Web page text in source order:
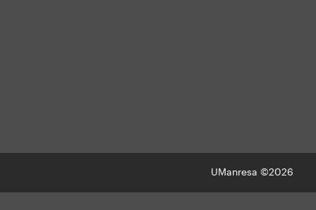
UManresa ©2026